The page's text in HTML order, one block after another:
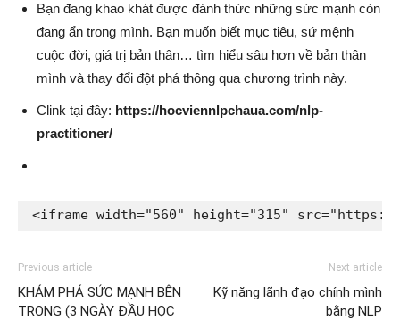
Bạn đang khao khát được đánh thức những sức mạnh còn
đang ẩn trong mình. Bạn muốn biết mục tiêu, sứ mệnh
cuộc đời, giá trị bản thân… tìm hiểu sâu hơn về bản thân
mình và thay đổi đột phá thông qua chương trình này.
Clink tại đây: https://hocviennlpchaua.com/nlp-
practitioner/
<iframe width="560" height="315"
Previous article
KHÁM PHÁ SỨC MẠNH BÊN
TRONG (3 NGÀY ĐẦU HỌC
Next article
Kỹ năng lãnh đạo chính mình
bằng NLP